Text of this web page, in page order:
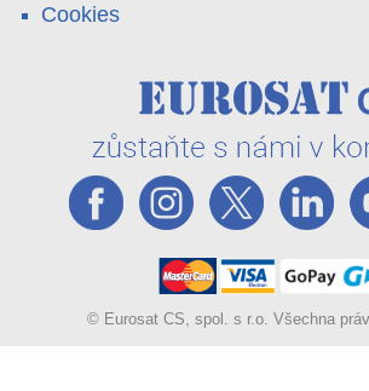
Cookies
© Eurosat CS, spol. s r.o. Všechna